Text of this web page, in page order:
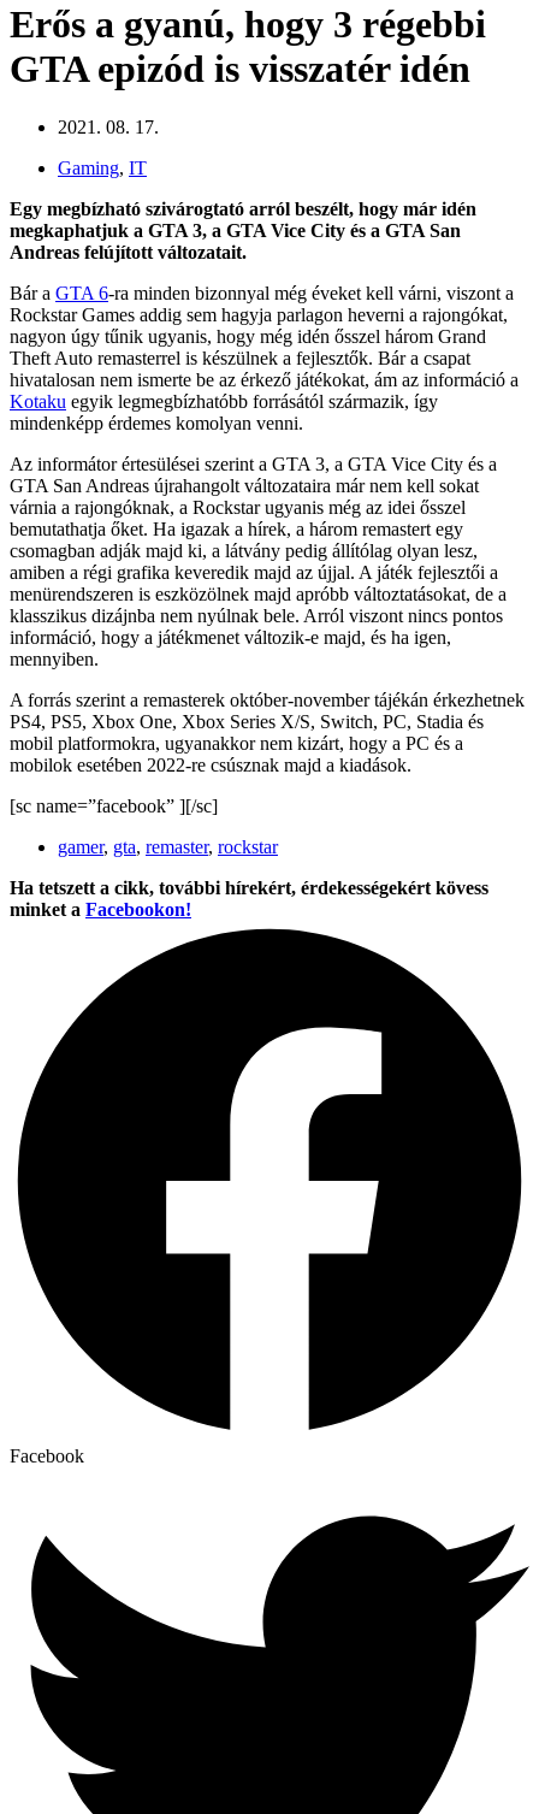
Erős a gyanú, hogy 3 régebbi
GTA epizód is visszatér idén
2021. 08. 17.
Gaming, IT
Egy megbízható szivárogtató arról beszélt, hogy már idén
megkaphatjuk a GTA 3, a GTA Vice City és a GTA San
Andreas felújított változatait.
Bár a GTA 6-ra minden bizonnyal még éveket kell várni, viszont a
Rockstar Games addig sem hagyja parlagon heverni a rajongókat,
nagyon úgy tűnik ugyanis, hogy még idén ősszel három Grand
Theft Auto remasterrel is készülnek a fejlesztők. Bár a csapat
hivatalosan nem ismerte be az érkező játékokat, ám az információ a
Kotaku egyik legmegbízhatóbb forrásától származik, így
mindenképp érdemes komolyan venni.
Az informátor értesülései szerint a GTA 3, a GTA Vice City és a
GTA San Andreas újrahangolt változataira már nem kell sokat
várnia a rajongóknak, a Rockstar ugyanis még az idei ősszel
bemutathatja őket. Ha igazak a hírek, a három remastert egy
csomagban adják majd ki, a látvány pedig állítólag olyan lesz,
amiben a régi grafika keveredik majd az újjal. A játék fejlesztői a
menürendszeren is eszközölnek majd apróbb változtatásokat, de a
klasszikus dizájnba nem nyúlnak bele. Arról viszont nincs pontos
információ, hogy a játékmenet változik-e majd, és ha igen,
mennyiben.
A forrás szerint a remasterek október-november tájékán érkezhetnek
PS4, PS5, Xbox One, Xbox Series X/S, Switch, PC, Stadia és
mobil platformokra, ugyanakkor nem kizárt, hogy a PC és a
mobilok esetében 2022-re csúsznak majd a kiadások.
[sc name=”facebook” ][/sc]
gamer, gta, remaster, rockstar
Ha tetszett a cikk, további hírekért, érdekességekért kövess
minket a Facebookon!
Facebook